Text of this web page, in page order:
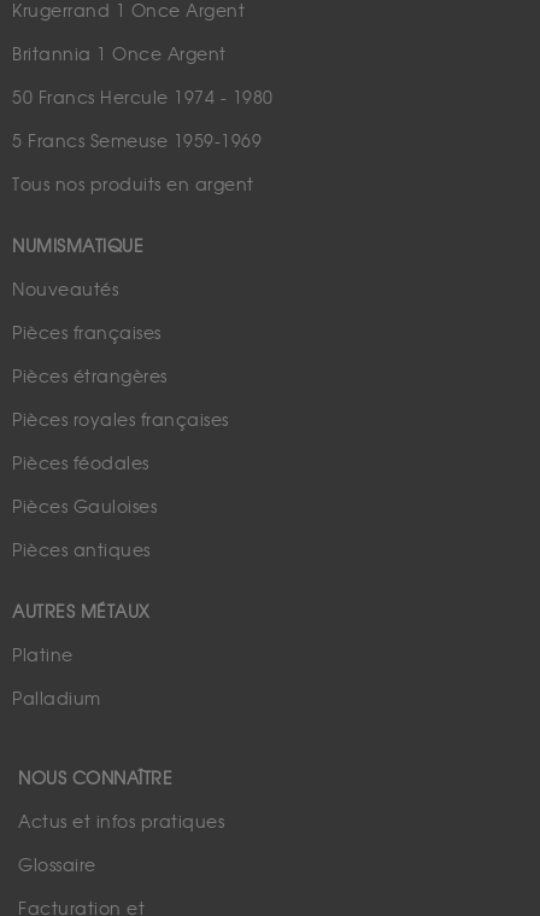
Krugerrand 1 Once Argent
Britannia 1 Once Argent
50 Francs Hercule 1974 - 1980
5 Francs Semeuse 1959-1969
Tous nos produits en argent
NUMISMATIQUE
Nouveautés
Pièces françaises
Pièces étrangères
Pièces royales françaises
Pièces féodales
Pièces Gauloises
Pièces antiques
AUTRES MÉTAUX
Platine
Palladium
NOUS CONNAÎTRE
Actus et infos pratiques
Glossaire
Facturation et